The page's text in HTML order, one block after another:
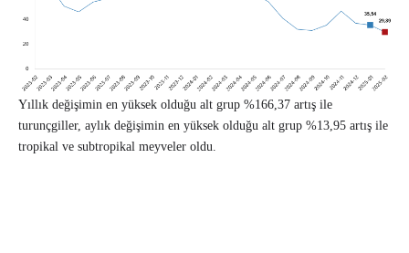
Yıllık değişimin en yüksek olduğu alt grup %166,37 artış ile
turunçgiller, aylık değişimin en yüksek olduğu alt grup %13,95 artış ile
tropikal ve subtropikal meyveler oldu.